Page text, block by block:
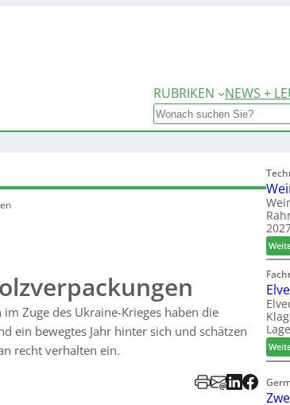
RUBRIKEN NEWS +
Search
Zuge des Ukraine-Krieges haben die
ein bewegtes Jahr hinter sich und schätzen
recht verhalten ein.